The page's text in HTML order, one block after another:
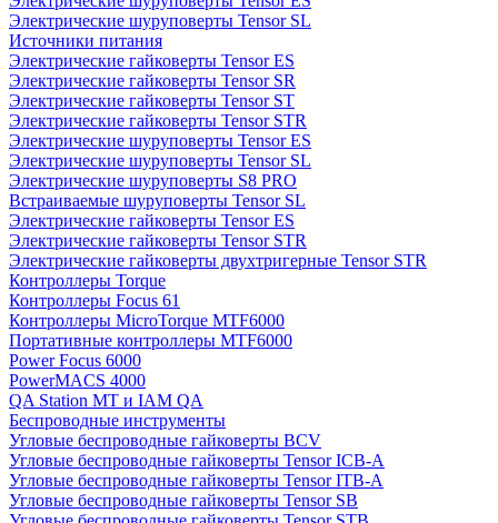
Электрические шуруповерты Tensor SL
Источники питания
Электрические гайковерты Tensor ES
Электрические гайковерты Tensor SR
Электрические гайковерты Tensor ST
Электрические гайковерты Tensor STR
Электрические шуруповерты Tensor ES
Электрические шуруповерты Tensor SL
Электрические шуруповерты S8 PRO
Встраиваемые шуруповерты Tensor SL
Электрические гайковерты Tensor ES
Электрические гайковерты Tensor STR
Электрические гайковерты двухтригерные Tensor STR
Контроллеры Torque
Контроллеры Focus 61
Контроллеры MicroTorque MTF6000
Портативные контроллеры MTF6000
Power Focus 6000
PowerMACS 4000
QA Station MT и IAM QA
Беспроводные инструменты
Угловые беспроводные гайковерты BCV
Угловые беспроводные гайковерты Tensor ICB-A
Угловые беспроводные гайковерты Tensor ITB-A
Угловые беспроводные гайковерты Tensor SB